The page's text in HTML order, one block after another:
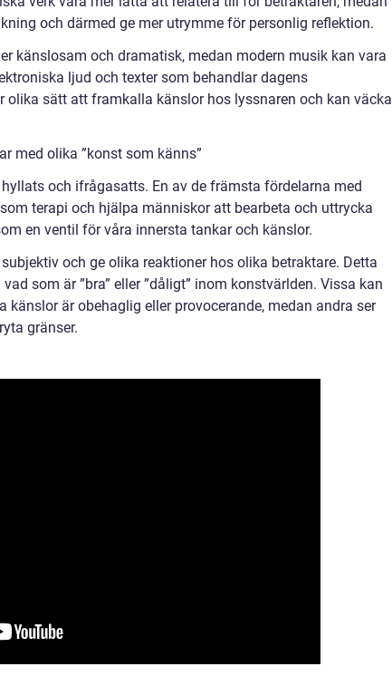
och därmed ge mer utrymme för personlig reflektion.
känslosam och dramatisk, medan modern musik kan vara
ljud och texter som behandlar dagens
olika sätt att framkalla känslor hos lyssnaren och kan väcka
med olika ”konst som känns”
och ifrågasatts. En av de främsta fördelarna med
terapi och hjälpa människor att bearbeta och uttrycka
en ventil för våra innersta tankar och känslor.
och ge olika reaktioner hos olika betraktare. Detta
som är ”bra” eller ”dåligt” inom konstvärlden. Vissa kan
är obehaglig eller provocerande, medan andra ser
gränser.